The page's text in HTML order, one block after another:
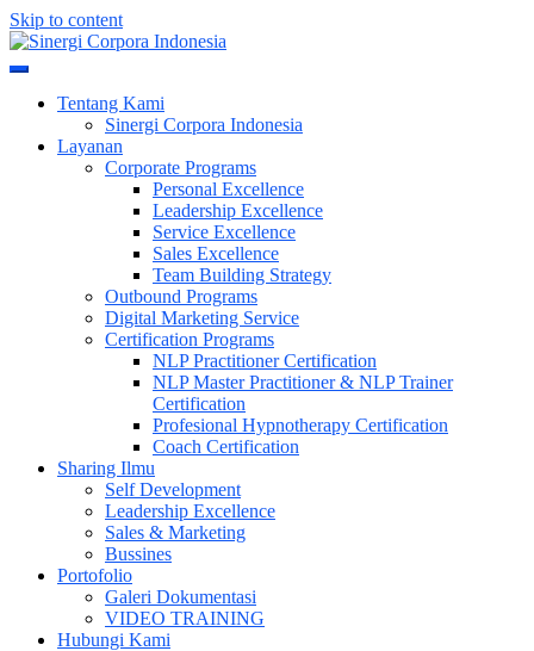
Skip to content
Sinergi Corpora Indonesia
Tentang Kami
Sinergi Corpora Indonesia
Layanan
Corporate Programs
Personal Excellence
Leadership Excellence
Service Excellence
Sales Excellence
Team Building Strategy
Outbound Programs
Digital Marketing Service
Certification Programs
NLP Practitioner Certification
NLP Master Practitioner & NLP Trainer
Certification
Profesional Hypnotherapy Certification
Coach Certification
Sharing Ilmu
Self Development
Leadership Excellence
Sales & Marketing
Bussines
Portofolio
Galeri Dokumentasi
VIDEO TRAINING
Hubungi Kami